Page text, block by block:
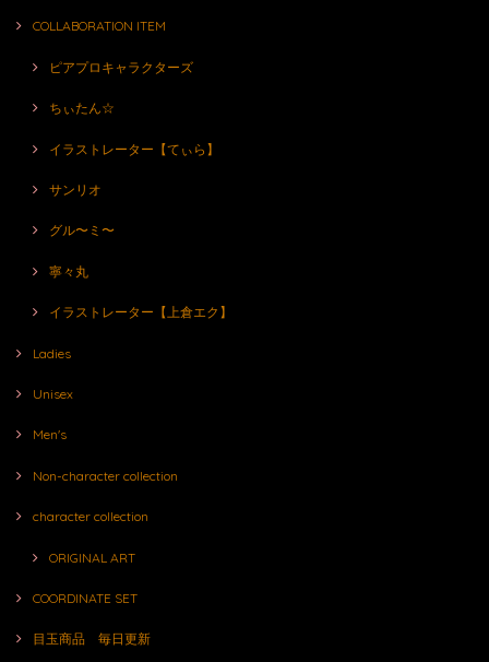
COLLABORATION ITEM
ピアプロキャラクターズ
ちぃたん☆
イラストレーター【てぃら】
サンリオ
グル〜ミ〜
寧々丸
イラストレーター【上倉エク】
Ladies
Unisex
Men's
Non-character collection
character collection
ORIGINAL ART
COORDINATE SET
目玉商品 毎日更新